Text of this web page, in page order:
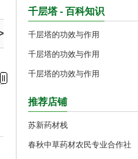
千层塔 - 百科知识
千层塔的功效与作用
千层塔的功效与作用
千层塔的功效与作用
推荐店铺
苏新药材栈
春秋中草药材农民专业合作社